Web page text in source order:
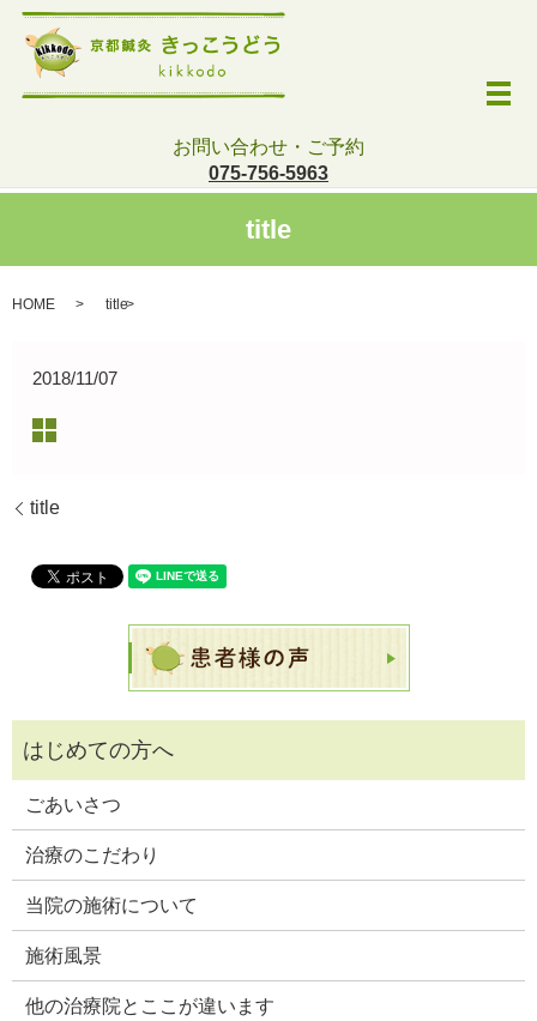
お問い合わせ・ご予約
075-756-5963
メ
title
HOME title
2018/11/07
title
ごあいさつ
治療のこだわり
当院の施術について
施術風景
他の治療院とここが違います